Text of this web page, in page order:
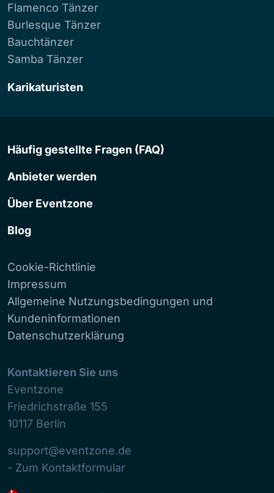
Flamenco Tänzer
Burlesque Tänzer
Bauchtänzer
Samba Tänzer
Karikaturisten
Häufig gestellte Fragen (FAQ)
Anbieter werden
Über Eventzone
Blog
Cookie-Richtlinie
Impressum
Allgemeine Nutzungsbedingungen und
Kundeninformationen
Datenschutzerklärung
Kontaktieren Sie uns
Eventzone
Friedrichstraße 155
10117 Berlin
support@eventzone.de
- Zum Kontaktformular